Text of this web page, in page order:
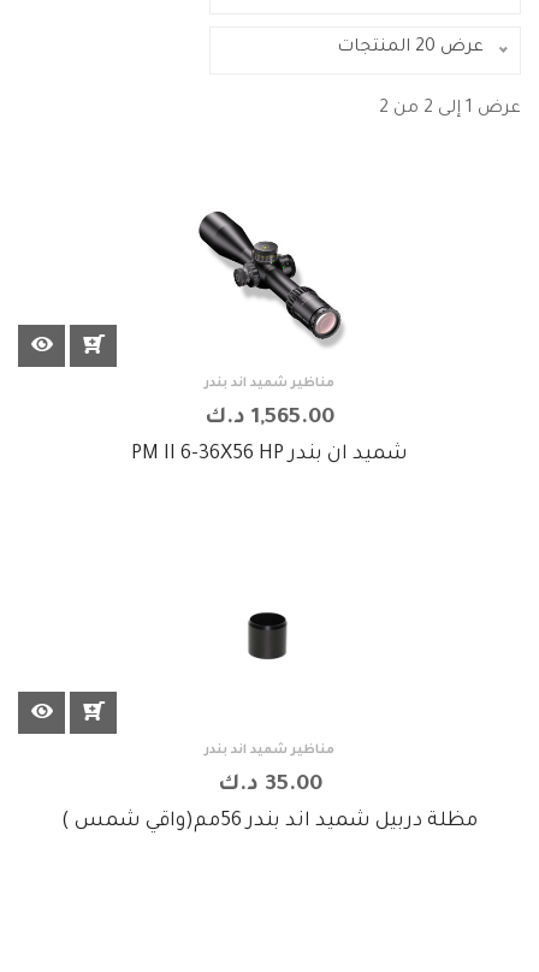
عرض 20 المنتجات
عرض 1 إلى 2 من 2
مناظير شميد اند بندر
1,565.00 د.ك
شميد ان بندر PM II 6-36X56 HP
مناظير شميد اند بندر
35.00 د.ك
مظلة دربيل شميد اند بندر 56مم(واقي شمس )